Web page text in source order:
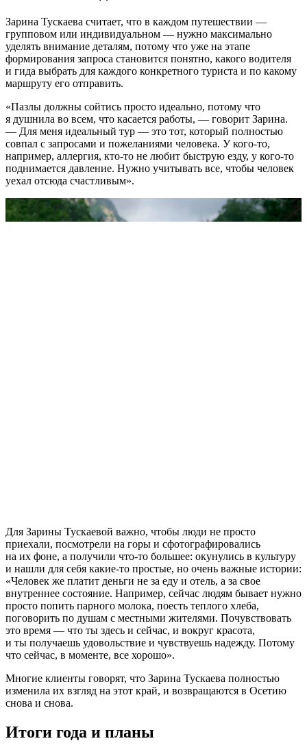
Зарина Тускаева считает, что в каждом путешествии —
групповом или индивидуальном — нужно максимально
уделять внимание деталям, потому что уже на этапе
формирования запроса становится понятно, какого водителя
и гида выбрать для каждого конкретного туриста и по какому
маршруту его отправить.
«Пазлы должны сойтись просто идеально, потому что
я душнила во всем, что касается работы, — говорит Зарина.
— Для меня идеальный тур — это тот, который полностью
совпал с запросами и пожеланиями человека. У кого-то,
например, аллергия, кто-то не любит быструю езду, у кого-то
поднимается давление. Нужно учитывать все, чтобы человек
уехал отсюда счастливым».
Для Зарины Тускаевой важно, чтобы люди не просто
приехали, посмотрели на горы и сфотографировались
на их фоне, а получили что-то большее: окунулись в культуру
и нашли для себя какие-то простые, но очень важные истории:
«Человек же платит деньги не за еду и отель, а за свое
внутреннее состояние. Например, сейчас людям бывает нужно
просто попить парного молока, поесть теплого хлеба,
поговорить по душам с местными жителями. Почувствовать
это время — что ты здесь и сейчас, и вокруг красота,
и ты получаешь удовольствие и чувствуешь надежду. Потому
что сейчас, в моменте, все хорошо».
Многие клиенты говорят, что Зарина Тускаева полностью
изменила их взгляд на этот край, и возвращаются в Осетию
снова и снова.
Итоги года и планы